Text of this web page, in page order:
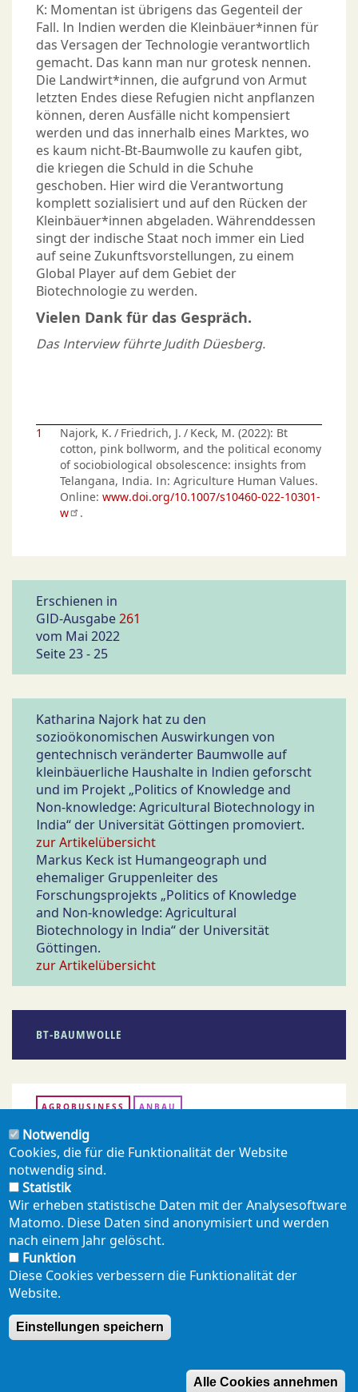
K: Momentan ist übrigens das Gegenteil der
Fall. In Indien werden die Kleinbäuer*innen für
das Versagen der Technologie verantwortlich
gemacht. Das kann man nur grotesk nennen.
Die Landwirt*innen, die aufgrund von Armut
letzten Endes diese Refugien nicht anpflanzen
können, deren Ausfälle nicht kompensiert
werden und das innerhalb eines Marktes, wo
es kaum nicht-Bt-Baumwolle zu kaufen gibt,
die kriegen die Schuld in die Schuhe
geschoben. Hier wird die Verantwortung
komplett sozialisiert und auf den Rücken der
Kleinbäuer*innen abgeladen. Währenddessen
singt der indische Staat noch immer ein Lied
auf seine Zukunftsvorstellungen, zu einem
Global Player auf dem Gebiet der
Biotechnologie zu werden.
Vielen Dank für das Gespräch.
Das Interview führte Judith Düesberg.
1
Najork, K. / Friedrich, J. / Keck, M. (2022): Bt
cotton, pink bollworm, and the political economy
of sociobiological obsolescence: insights from
Telangana, India. In: Agriculture Human Values.
Online: www.doi.org/10.1007/s10460-022-10301-
w
.
Erschienen in
GID-Ausgabe261
vom Mai 2022
Seite 23 - 25
Katharina Najork hat zu den
sozioökonomischen Auswirkungen von
gentechnisch veränderter Baumwolle auf
kleinbäuerliche Haushalte in Indien geforscht
und im Projekt „Politics of Knowledge and
Non-knowledge: Agricultural Biotechnology in
India“ der Universität Göttingen promoviert.
zur Artikelübersicht
Markus Keck ist Humangeograph und
ehemaliger Gruppenleiter des
Forschungsprojekts „Politics of Knowledge
and Non-knowledge: Agricultural
Biotechnology in India“ der Universität
Göttingen.
zur Artikelübersicht
BT-BAUMWOLLE
AGROBUSINESS ANBAU
PDF ERZEUGEN
teilen mail
Footer
mobil
NEWSLETTER PRESSE
Notwendig
Cookies, die für die Funktionalität der Website
notwendig sind.
Statistik
Wir erheben statistische Daten mit der Analysesoftware
Matomo. Diese Daten sind anonymisiert und werden
nach einem Jahr gelöscht.
Funktion
Diese Cookies verbessern die Funktionalität der
Website.
Einstellungen speichern
Alle Cookies annehmen